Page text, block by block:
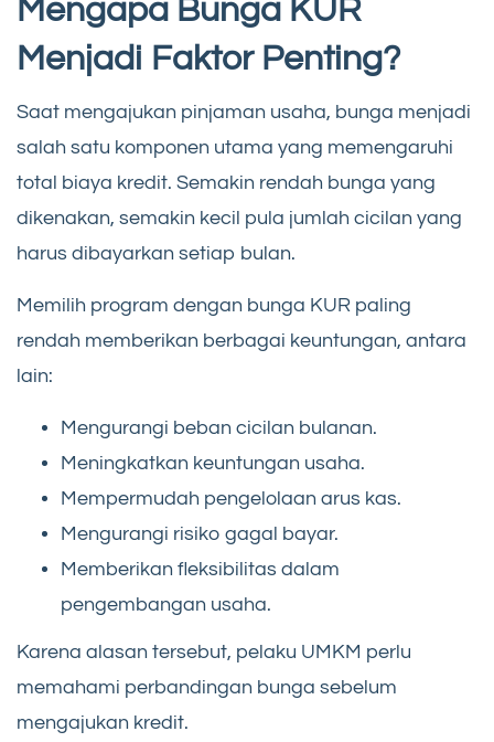
Mengapa Bunga KUR
Menjadi Faktor Penting?
Saat mengajukan pinjaman usaha, bunga menjadi
salah satu komponen utama yang memengaruhi
total biaya kredit. Semakin rendah bunga yang
dikenakan, semakin kecil pula jumlah cicilan yang
harus dibayarkan setiap bulan.
Memilih program dengan bunga KUR paling
rendah memberikan berbagai keuntungan, antara
lain:
Mengurangi beban cicilan bulanan.
Meningkatkan keuntungan usaha.
Mempermudah pengelolaan arus kas.
Mengurangi risiko gagal bayar.
Memberikan fleksibilitas dalam
pengembangan usaha.
Karena alasan tersebut, pelaku UMKM perlu
memahami perbandingan bunga sebelum
mengajukan kredit.